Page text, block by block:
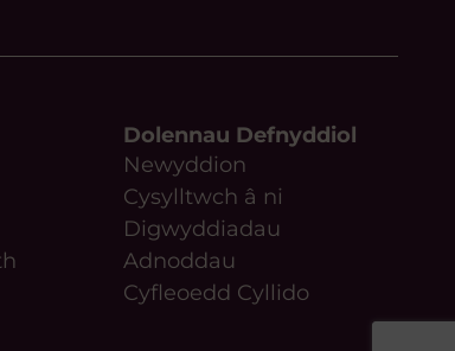
Dolennau Defnyddiol
Newyddion
Cysylltwch â ni
Digwyddiadau
Adnoddau
Cyfleoedd Cyllido